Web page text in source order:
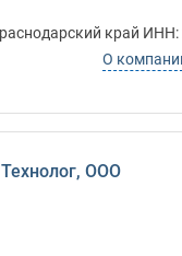
край ИНН:
О
Технолог, ООО